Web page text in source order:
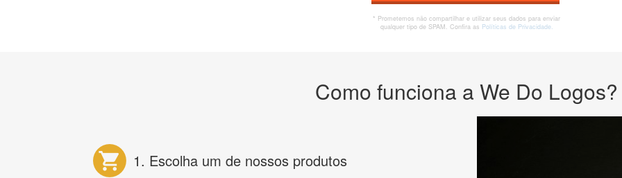
* Prometemos não compartilhar e utilizar seus dados para enviar
qualquer tipo de SPAM. Confira as Políticas de Privacidade.
Como funciona a We Do Logos?
1. Escolha um de nossos produtos